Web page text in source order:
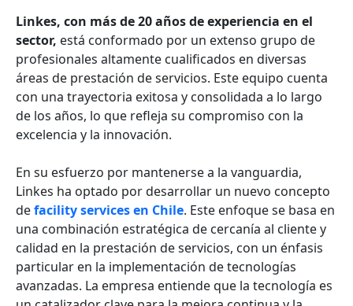
Linkes, con más de 20 años de experiencia en el
sector, está conformado por un extenso grupo de
profesionales altamente cualificados en diversas
áreas de prestación de servicios. Este equipo cuenta
con una trayectoria exitosa y consolidada a lo largo
de los años, lo que refleja su compromiso con la
excelencia y la innovación.
En su esfuerzo por mantenerse a la vanguardia,
Linkes ha optado por desarrollar un nuevo concepto
defacility services en Chile. Este enfoque se basa en
una combinación estratégica de cercanía al cliente y
calidad en la prestación de servicios, con un énfasis
particular en la implementación de tecnologías
avanzadas. La empresa entiende que la tecnología es